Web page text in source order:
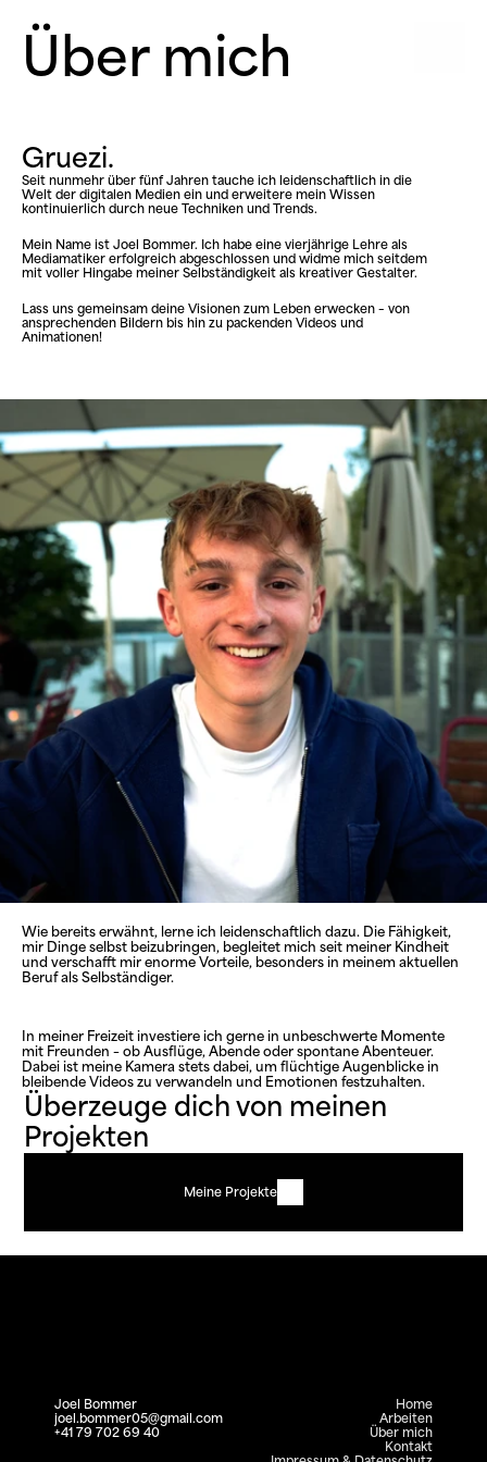
Über mich
Gruezi.
Seit nunmehr über fünf Jahren tauche ich leidenschaftlich in die
Welt der digitalen Medien ein und erweitere mein Wissen
kontinuierlich durch neue Techniken und Trends.
Mein Name ist Joel Bommer. Ich habe eine vierjährige Lehre als
Mediamatiker erfolgreich abgeschlossen und widme mich seitdem
mit voller Hingabe meiner Selbständigkeit als kreativer Gestalter.
Lass uns gemeinsam deine Visionen zum Leben erwecken – von
ansprechenden Bildern bis hin zu packenden Videos und
Animationen!
Wie bereits erwähnt, lerne ich leidenschaftlich dazu. Die Fähigkeit,
mir Dinge selbst beizubringen, begleitet mich seit meiner Kindheit
und verschafft mir enorme Vorteile, besonders in meinem aktuellen
Beruf als Selbständiger.
In meiner Freizeit investiere ich gerne in unbeschwerte Momente
mit Freunden – ob Ausflüge, Abende oder spontane Abenteuer.
Dabei ist meine Kamera stets dabei, um flüchtige Augenblicke in
bleibende Videos zu verwandeln und Emotionen festzuhalten.
Überzeuge dich von meinen
Projekten
Meine Projekte
Joel Bommer
joel.bommer05@gmail.com
+41 79 702 69 40
Home
Arbeiten
Über mich
Kontakt